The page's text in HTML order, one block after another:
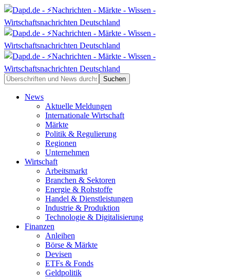
News
Aktuelle Meldungen
Internationale Wirtschaft
Märkte
Politik & Regulierung
Regionen
Unternehmen
Wirtschaft
Arbeitsmarkt
Branchen & Sektoren
Energie & Rohstoffe
Handel & Dienstleistungen
Industrie & Produktion
Technologie & Digitalisierung
Finanzen
Anleihen
Börse & Märkte
Devisen
ETFs & Fonds
Geldpolitik